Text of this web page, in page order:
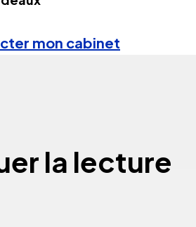
mon cabinet
la lecture